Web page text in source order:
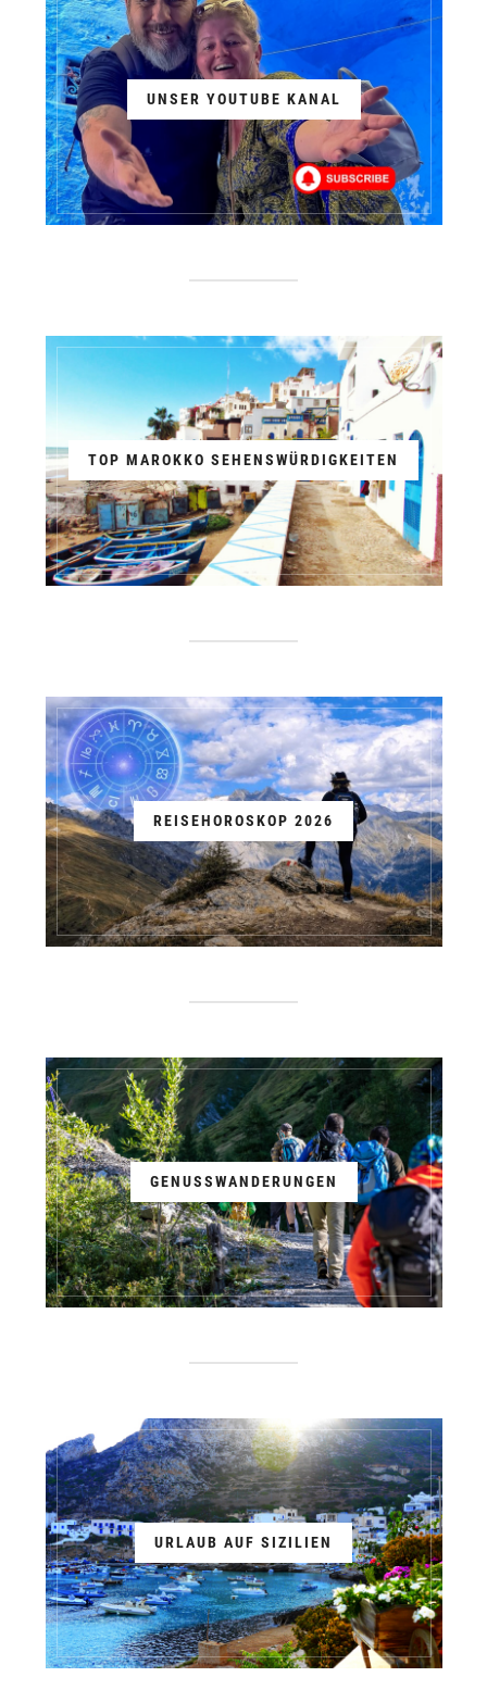
UNSER YOUTUBE KANAL
TOP MAROKKO SEHENSWÜRDIGKEITEN
REISEHOROSKOP 2026
GENUSSWANDERUNGEN
URLAUB AUF SIZILIEN